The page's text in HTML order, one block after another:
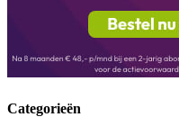
Categorieën